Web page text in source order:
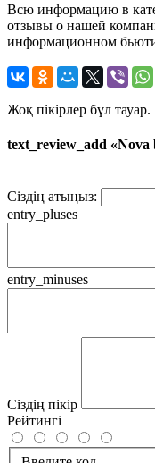
Всю информацию в
отзывы о нашей
информационном бьюти
Жоқ пікірлер бұл тауар.
text_review_add «Nova
Сіздің атыңыз:
entry_pluses
entry_minuses
Сіздің пікір
Рейтингі